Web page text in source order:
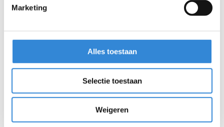
Marketing
Alles toestaan
Selectie toestaan
Weigeren
Je staat stevig in je schoenen, blijft kalm als
escalerend handelt.
Je herkent de zorgvraag achter het gedrag van
de cliënt en weet hiernaar te handelen.
Flexibiliteit, doorzettingsvermogen en een
groot verantwoordelijkheidsgevoel.